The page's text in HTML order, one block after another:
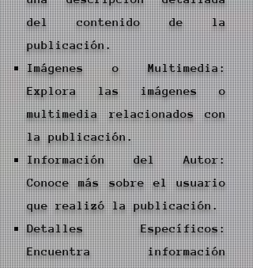
del contenido de la
publicación.
Imágenes o Multimedia:
Explora las imágenes o
multimedia relacionados con
la publicación.
Información del Autor:
Conoce más sobre el usuario
que realizó la publicación.
Detalles Específicos:
Encuentra información